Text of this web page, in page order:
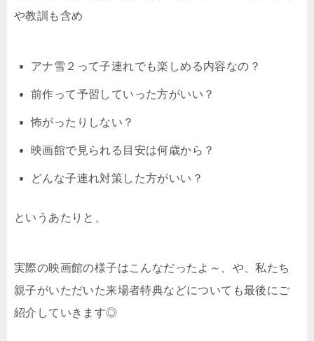
や教訓も含め
アナ雪２って子連れでも楽しめる内容なの？
前作って予習していった方がいい？
怖がったりしない？
映画館で見られる目安は何歳から？
どんな子連れ対策した方がいい？
というあたりと、
実際の映画館の様子はこんなだったよ～、や、私たち
親子がいただいた来場者特典などについても最後にご
紹介していきます◎